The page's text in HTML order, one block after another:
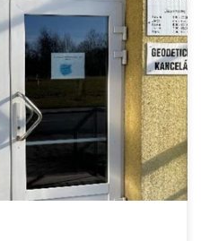
Poradenského
své služby klientům po celý